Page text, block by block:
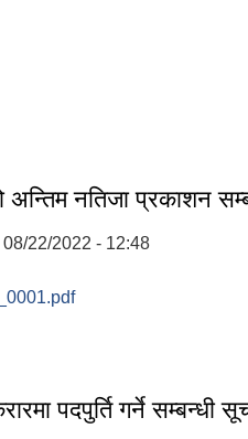
अन्तिम नतिजा प्रकाशन
08/22/2022 - 12:48
पदपुर्ति गर्ने सम्बन्धी